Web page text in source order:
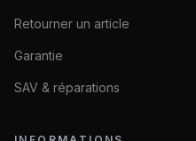
Retourner un article
Garantie
SAV & réparations